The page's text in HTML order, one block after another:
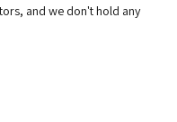
and we don't hold any